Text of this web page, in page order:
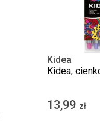
Kidea
Kidea,
13,99 zł